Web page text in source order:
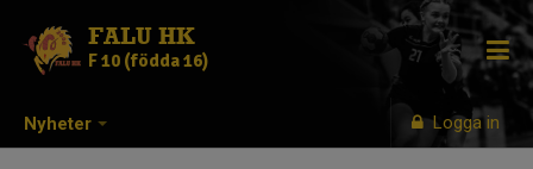
Nyheter Logga in
FALU HK
F 10 (födda 16)